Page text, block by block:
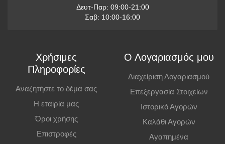
Παραλαβή από Κατάστημα
διαφορετικά η παραγγελία ακυρώνεται.
Επιπλέον Πληροφορίες
Οι τιμές ισχύουν και για αγορές από το φυσικό κατάστημα.
Δευτ-Παρ: 09:00-21:00
Σαβ: 10:00-16:00
Χρήσιμες
Πληροφορίες
Αναζητήστε το δέμα σας
Η εταιρία μας
Όροι χρήσης
Επιστροφές
Ο Λογαριασμός μου
Διαχείριση Λογαριασμού
Επεξεργασία Στοιχείων
Ιστορικό Αγορών
Καλάθι Αγορών
Αγαπημένα